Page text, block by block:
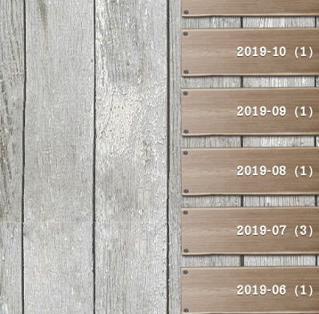
2019-10（1）
2019-09（1）
2019-08（1）
2019-07（3）
2019-06（1）